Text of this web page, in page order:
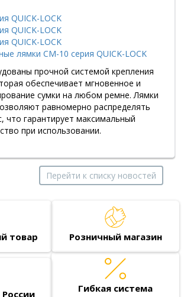
QUICK-LOCK
QUICK-LOCK
QUICK-LOCK
лямки СМ-10 серия QUICK-LOCK
прочной системой крепления
обеспечивает мгновенное и
сумки на любом ремне. Лямки
равномерно распределять
что гарантирует максимальный
при использовании.
Перейти к списку новостей
товар Розничный магазин
Гибкая система